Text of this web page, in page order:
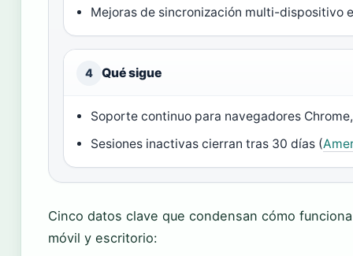
Mejoras de sincronización multi-dispositivo
4 Qué sigue
Soporte continuo para navegadores
Sesiones inactivas cierran tras 30 días (
Cinco datos clave que condensan cómo
móvil y escritorio: